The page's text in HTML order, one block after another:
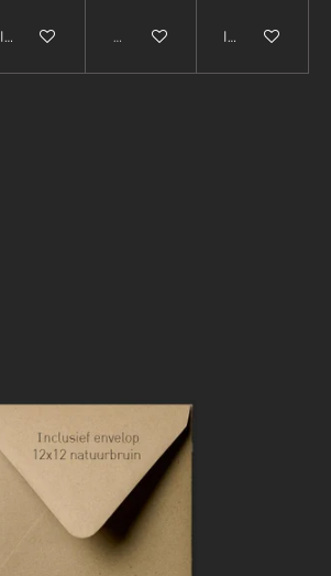
In winkelwagen Uitverkocht In